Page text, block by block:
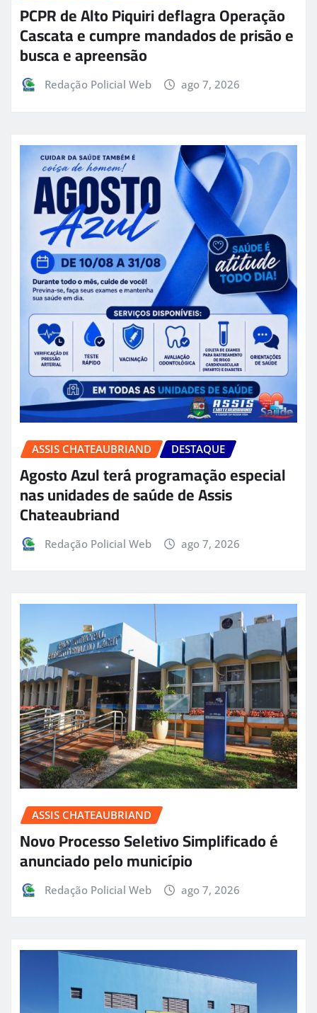
PCPR de Alto Piquiri deflagra Operação
Cascata e cumpre mandados de prisão e
busca e apreensão
Redação Policial Web ago 7, 2026
ASSIS CHATEAUBRIAND DESTAQUE
Agosto Azul terá programação especial
nas unidades de saúde de Assis
Chateaubriand
Redação Policial Web ago 7, 2026
ASSIS CHATEAUBRIAND
Novo Processo Seletivo Simplificado é
anunciado pelo município
Redação Policial Web ago 7, 2026